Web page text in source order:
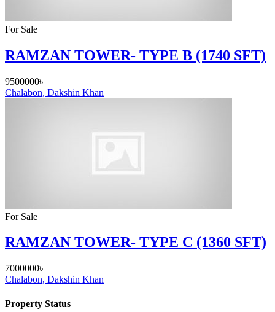
For Sale
RAMZAN TOWER- TYPE B (1740 SFT)
9500000৳
Chalabon, Dakshin Khan
For Sale
RAMZAN TOWER- TYPE C (1360 SFT)
7000000৳
Chalabon, Dakshin Khan
Property Status